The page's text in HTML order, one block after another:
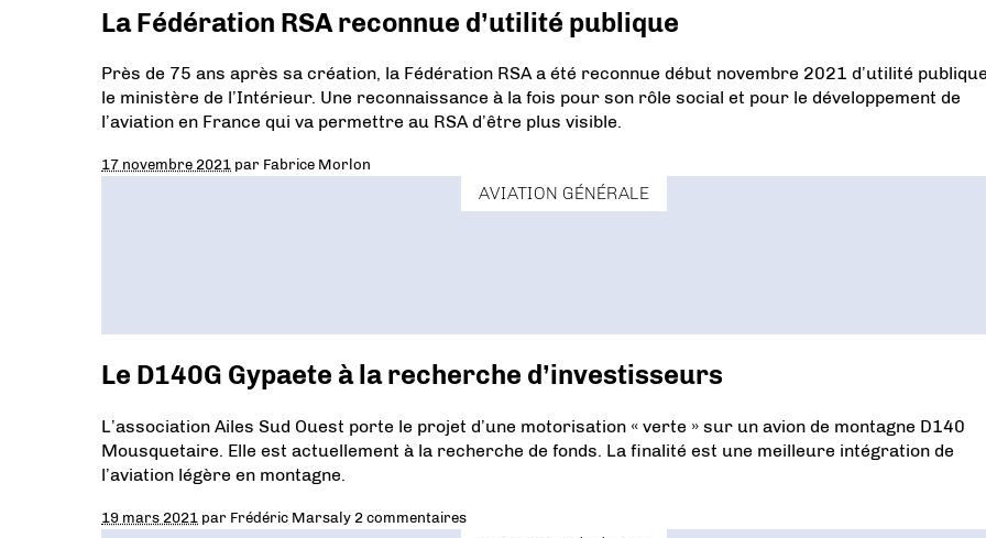
La Fédération RSA reconnue d’utilité publique
Près de 75 ans après sa création, la Fédération RSA a été reconnue début novembre 2021 d’utilité
le ministère de l’Intérieur. Une reconnaissance à la fois pour son rôle social et pour le développement de
l’aviation en France qui va permettre au RSA d’être plus visible.
17 novembre 2021 par Fabrice Morlon
AVIATION GÉNÉRALE
Le D140G Gypaete à la recherche d’investisseurs
L’association Ailes Sud Ouest porte le projet d’une motorisation « verte » sur un avion de montagne D140
Mousquetaire. Elle est actuellement à la recherche de fonds. La finalité est une meilleure intégration de
l’aviation légère en montagne.
19 mars 2021 par Frédéric Marsaly 2 commentaires